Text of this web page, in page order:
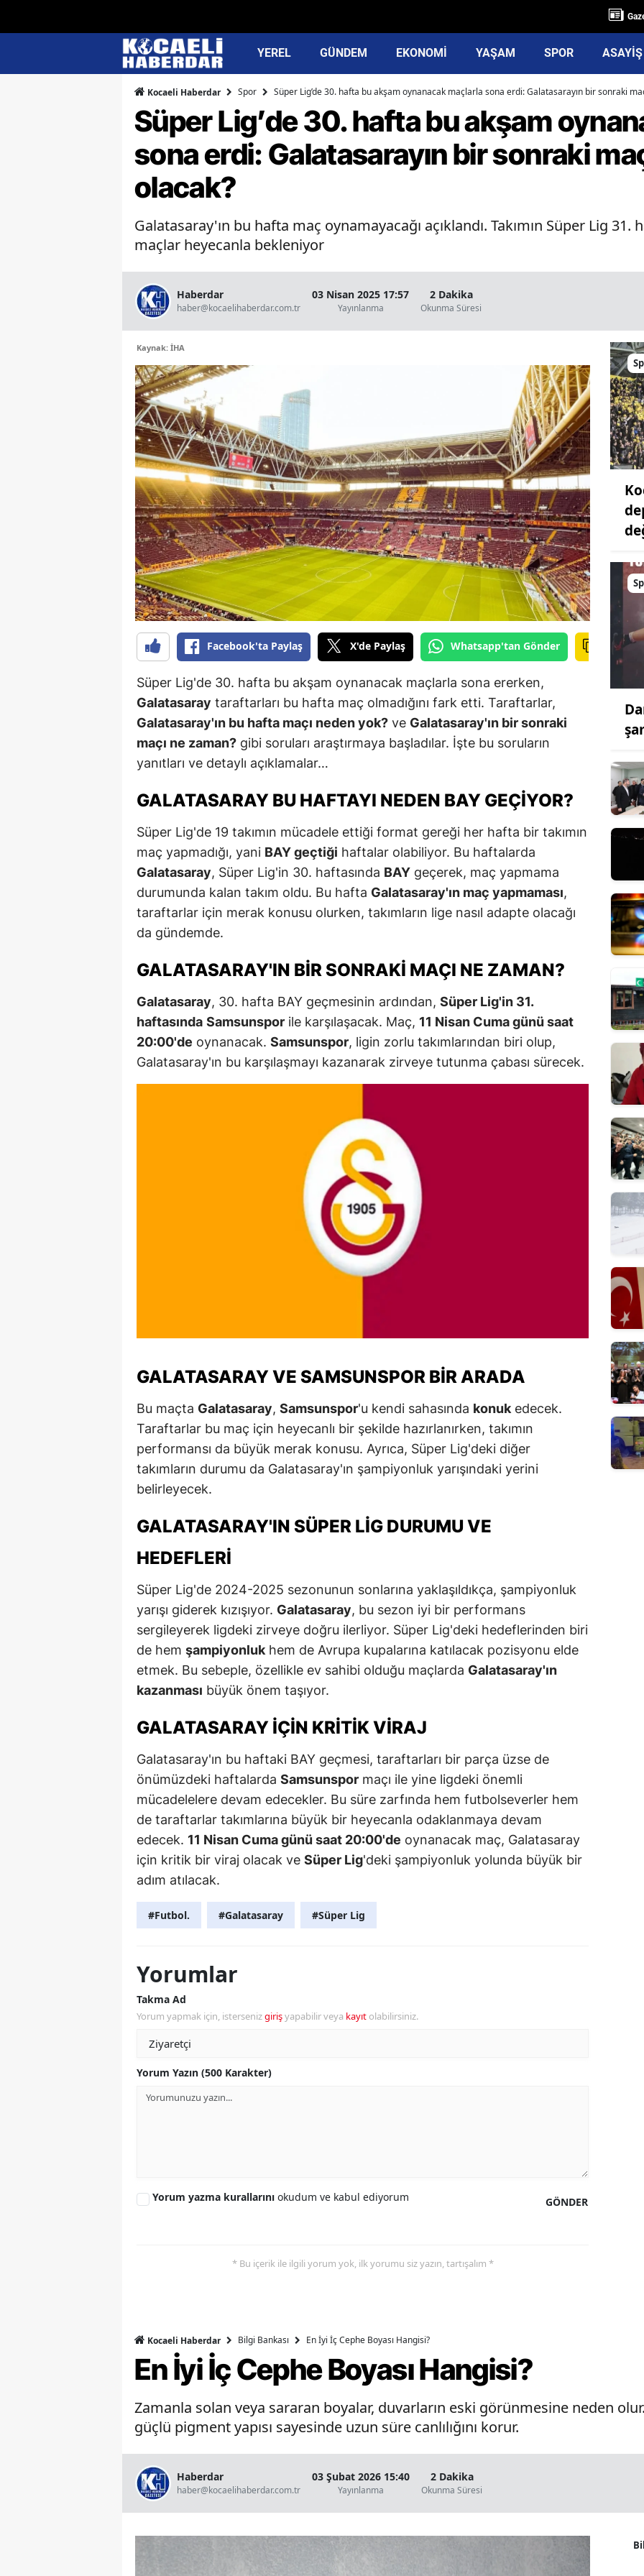
YEREL GÜNDEM EKONOMİ YAŞAM SPOR ASAYİŞ
Kocaeli Haberdar Spor Süper Lig’de 30. hafta bu akşam oynanacak maçlarla sona erdi: Galatasarayın bir sonraki
Süper Lig’de 30. hafta bu akşam
sona erdi: Galatasarayın bir sonraki
olacak?
Galatasaray'ın bu hafta maç oynamayacağı açıklandı. Takımın Süper Lig 31.
maçlar heyecanla bekleniyor
Haberdar
haber@kocaelihaberdar.com.tr
03 Nisan 2025 17:57
Yayınlanma
2 Dakika
Okunma Süresi
Kaynak: İHA
Facebook'ta Paylaş X'de Paylaş Whatsapp'tan Gönder
Süper Lig'de 30. hafta bu akşam oynanacak maçlarla sona ererken,
Galatasaray taraftarları bu hafta maç olmadığını fark etti. Taraftarlar,
Galatasaray'ın bu hafta maçı neden yok? ve Galatasaray'ın bir sonraki
maçı ne zaman? gibi soruları araştırmaya başladılar. İşte bu soruların
yanıtları ve detaylı açıklamalar…
GALATASARAY BU HAFTAYI NEDEN BAY GEÇIYOR?
Süper Lig'de 19 takımın mücadele ettiği format gereği her hafta bir takımın
maç yapmadığı, yani BAY geçtiği haftalar olabiliyor. Bu haftalarda
Galatasaray, Süper Lig'in 30. haftasında BAY geçerek, maç yapmama
durumunda kalan takım oldu. Bu hafta Galatasaray'ın maç yapmaması,
taraftarlar için merak konusu olurken, takımların lige nasıl adapte olacağı
da gündemde.
GALATASARAY'IN BIR SONRAKI MAÇI NE ZAMAN?
Galatasaray, 30. hafta BAY geçmesinin ardından, Süper Lig'in 31.
haftasında Samsunspor ile karşılaşacak. Maç, 11 Nisan Cuma günü saat
20:00'de oynanacak. Samsunspor, ligin zorlu takımlarından biri olup,
Galatasaray'ın bu karşılaşmayı kazanarak zirveye tutunma çabası sürecek.
GALATASARAY VE SAMSUNSPOR BIR ARADA
Bu maçta Galatasaray, Samsunspor'u kendi sahasında konuk edecek.
Taraftarlar bu maç için heyecanlı bir şekilde hazırlanırken, takımın
performansı da büyük merak konusu. Ayrıca, Süper Lig'deki diğer
takımların durumu da Galatasaray'ın şampiyonluk yarışındaki yerini
belirleyecek.
GALATASARAY'IN SÜPER LIG DURUMU VE
HEDEFLERI
Süper Lig'de 2024-2025 sezonunun sonlarına yaklaşıldıkça, şampiyonluk
yarışı giderek kızışıyor. Galatasaray, bu sezon iyi bir performans
sergileyerek ligdeki zirveye doğru ilerliyor. Süper Lig'deki hedeflerinden biri
de hem şampiyonluk hem de Avrupa kupalarına katılacak pozisyonu elde
etmek. Bu sebeple, özellikle ev sahibi olduğu maçlarda Galatasaray'ın
kazanması büyük önem taşıyor.
GALATASARAY IÇIN KRITIK VIRAJ
Galatasaray'ın bu haftaki BAY geçmesi, taraftarları bir parça üzse de
önümüzdeki haftalarda Samsunspor maçı ile yine ligdeki önemli
mücadelelere devam edecekler. Bu süre zarfında hem futbolseverler hem
de taraftarlar takımlarına büyük bir heyecanla odaklanmaya devam
edecek. 11 Nisan Cuma günü saat 20:00'de oynanacak maç, Galatasaray
için kritik bir viraj olacak ve Süper Lig'deki şampiyonluk yolunda büyük bir
adım atılacak.
#Futbol. #Galatasaray #Süper Lig
Yorumlar
Takma Ad
Yorum yapmak için, istersenizgirişyapabilir veya kayıt olabilirsiniz.
Yorum Yazın (500 Karakter)
GÖNDER
Yorum yazma kurallarını okudum ve kabul ediyorum
* Bu içerik ile ilgili yorum yok, ilk yorumu siz yazın, tartışalım *
Kocaeli Haberdar Bilgi Bankası En İyi İç Cephe Boyası Hangisi?
En İyi İç Cephe Boyası Hangisi?
Zamanla solan veya sararan boyalar, duvarların eski görünmesine neden
güçlü pigment yapısı sayesinde uzun süre canlılığını korur.
Haberdar
haber@kocaelihaberdar.com.tr
03 Şubat 2026 15:40
Yayınlanma
2 Dakika
Okunma Süresi